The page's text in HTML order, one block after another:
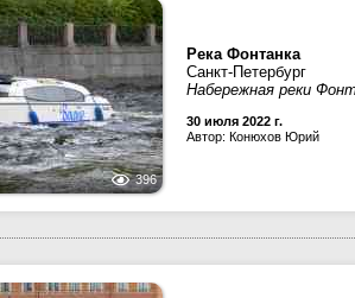
396
Река Фонтанка
Санкт-Петербург
Набережная реки
30 июля 2022 г.
Автор: Конюхов Юрий